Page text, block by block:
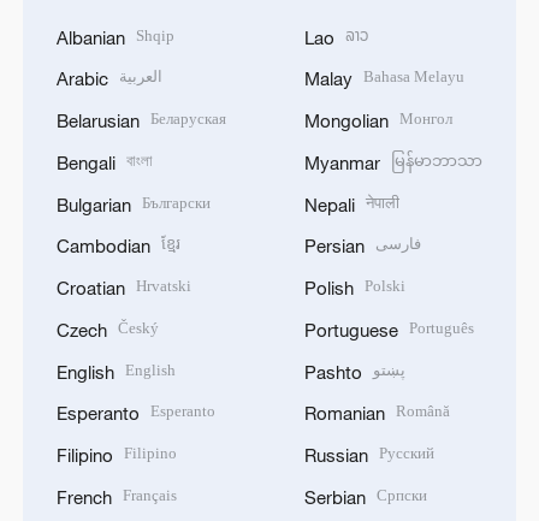
Albanian Shqip
Arabic العربية
Belarusian Беларуская
Bengali বাংলা
Bulgarian Български
Cambodian ខ្មែរ
Croatian Hrvatski
Czech Český
English English
Esperanto Esperanto
Filipino Filipino
French Français
Lao ລາວ
Malay Bahasa Melayu
Mongolian Монгол
Myanmar မြန်မာဘာသာ
Nepali नेपाली
Persian فارسی
Polish Polski
Portuguese Português
Pashto پښتو
Romanian Română
Russian Русский
Serbian Српски